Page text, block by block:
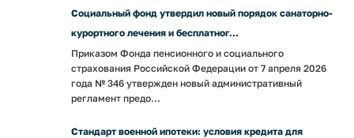
Социальный фонд утвердил новый порядок санаторно-
курортного лечения и бесплатног...
Приказом Фонда пенсионного и социального
страхования Российской Федерации от 7 апреля 2026
года № 346 утвержден новый административный
регламент предо...
Стандарт военной ипотеки: условия кредита для